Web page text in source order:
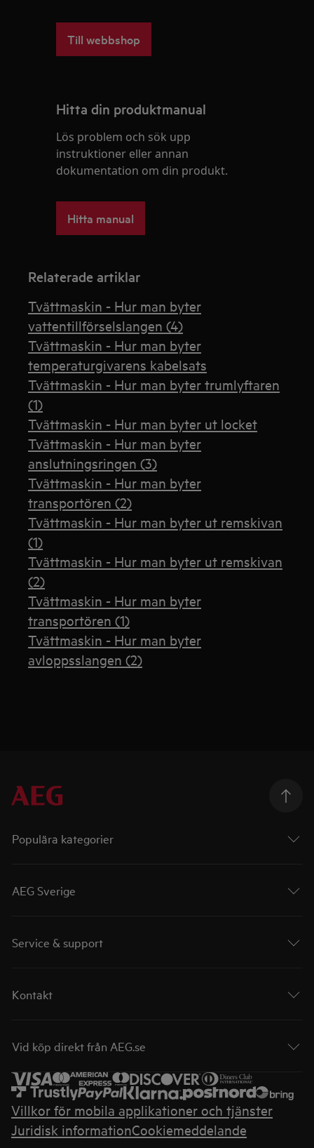
Till webbshop
Hitta din produktmanual
Lös problem och sök upp
instruktioner eller annan
dokumentation om din produkt.
Hitta manual
Relaterade artiklar
Tvättmaskin - Hur man byter
vattentillförselslangen (4)
Tvättmaskin - Hur man byter
temperaturgivarens kabelsats
Tvättmaskin - Hur man byter trumlyftaren
(1)
Tvättmaskin - Hur man byter ut locket
Tvättmaskin - Hur man byter
anslutningsringen (3)
Tvättmaskin - Hur man byter
transportören (2)
Tvättmaskin - Hur man byter ut remskivan
(1)
Tvättmaskin - Hur man byter ut remskivan
(2)
Tvättmaskin - Hur man byter
transportören (1)
Tvättmaskin - Hur man byter
avloppsslangen (2)
Populära kategorier
AEG Sverige
Service & support
Kontakt
Vid köp direkt från AEG.se
Villkor för mobila applikationer och tjänster
Juridisk informationCookiemeddelande